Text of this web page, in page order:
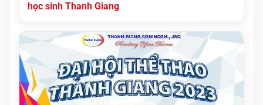
học sinh Thanh Giang